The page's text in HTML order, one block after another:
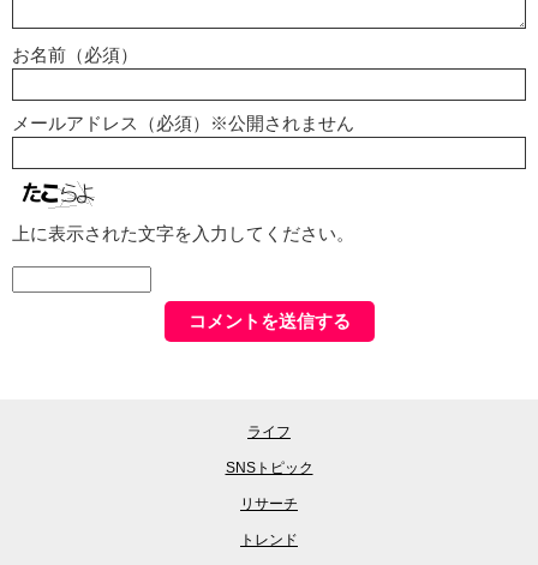
お名前（必須）
メールアドレス（必須）※公開されません
上に表示された文字を入力してください。
ライフ
SNSトピック
リサーチ
トレンド